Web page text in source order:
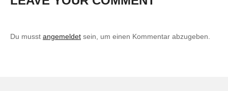
Du musst angemeldet sein, um einen Kommentar abzugeben.